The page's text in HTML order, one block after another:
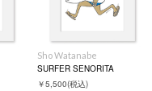
Sho Watanabe
SURFER SENORITA
￥5,500(税込)